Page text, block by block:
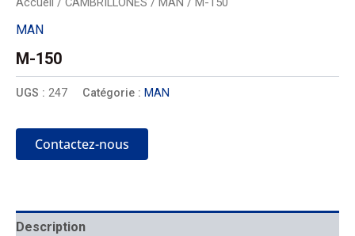
MAN
M-150
UGS : 247 Catégorie : MAN
Contactez-nous
Description